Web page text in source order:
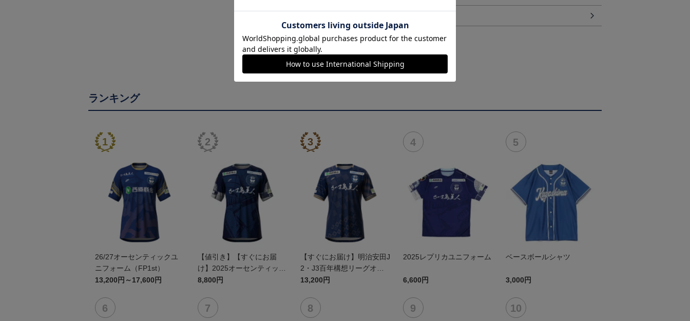
ランキング
26/27オーセンティックユ
ニフォーム（FP1st）
13,200円～17,600円
【値引き】【すぐにお届
け】2025オーセンティック
ユニフォーム FP1st
8,800円
【すぐにお届け】明治安田J
2・J3百年構想リーグオー
センティックユニフォーム
13,200円
2025レプリカユニフォーム
6,600円
ベースボールシャツ
3,000円